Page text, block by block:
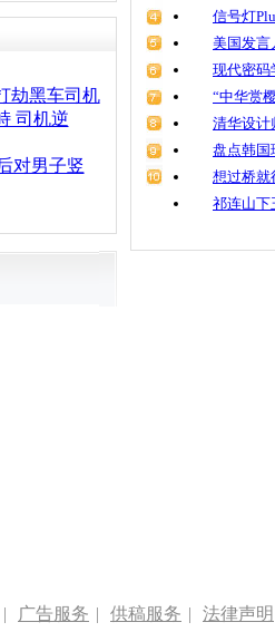
劫黑车司机
司机逆
对男子竖
信号灯
美国发言
现代密
“中华赏
清华设计
盘点韩国
想过桥就
祁连山下
| 广告服务 | 供稿服务 | 法律声明